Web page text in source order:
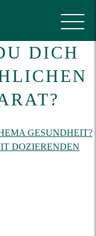
DICH
GESUNDHEIT?
DOZIERENDEN